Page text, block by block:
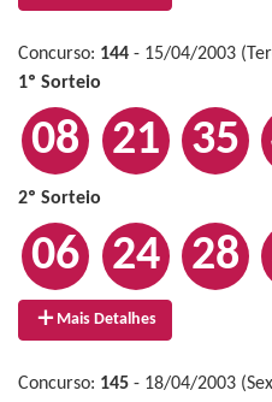
Concurso: 144 - 15/04/2003
1º Sorteio
08 21 35
2º Sorteio
06 24 28
Mais Detalhes
Concurso: 145 - 18/04/2003